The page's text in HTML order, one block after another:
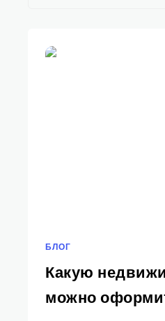
БЛОГ
Какую
можно